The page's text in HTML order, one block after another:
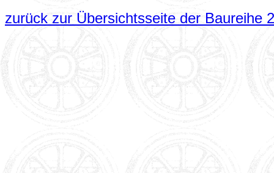
zurück zur Übersichtsseite der Baureihe